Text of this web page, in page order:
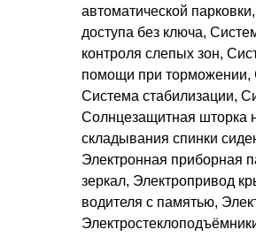
автоматической
доступа без ключа,
контроля слепых зон,
помощи при торможении,
Система стабилизации,
Солнцезащитная шторка
складывания спинки
Электронная приборная
зеркал, Электропривод
водителя с памятью,